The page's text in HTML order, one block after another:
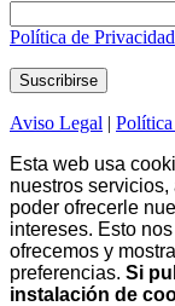
Política de Privacidad
Aviso Legal |
Esta web usa
nuestros
poder ofrecerle
intereses. Esto
ofrecemos y
preferencias. Si
instalación de